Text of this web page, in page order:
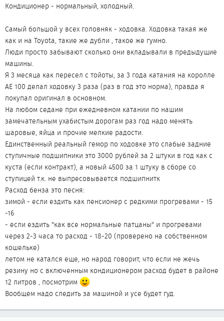
Кондиционер - нормальный, холодный.
Самый большой у всех головняк - ходовка. Ходовка такая же
как и на Toyota, такие же дубли , такое же гумно.
Люди просто забывают сколько они вкладывали в предыдущие
машины.
Я 3 месяца как пересел с тойоты, за 3 года катания на королле
AE 100 делал ходовку 3 раза (раз в год это норма), правда я
покупал оригинал в основном.
На любом седане при ежедневном катании по нашим
замечательным ухабистым дорогам раз год надо менять
шаровые, яйца и прочие мелкие радости.
Единственный реальный гемор по ходовке это слабые задние
ступичные подшипники это 3000 рублей за 2 штуки в год как с
куста (если контракт), а новый 4500 за 1 штуку в сборе со
ступицей т.к. не выпресовывается подшипнитк
Расход бенза это песня:
зимой - если ездить как пенсионер с редкими прогревами - 15
-16
- если ездить "как все нормальные патцаны" и прогревами
через 2-3 часа то расход - 18-20 (проверено на собственном
кошельке)
летом не катался еще, но народ говорит, что если не жечь
резину но с включенным кондиционером расход будет в районе
12 литров , посмотрим
Вообщем надо следить за машиной и усе будет гуд.